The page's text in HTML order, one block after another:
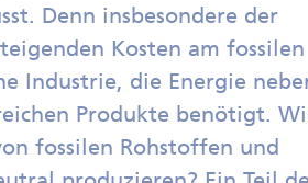
Denn insbesondere der
Kosten am fossilen
Industrie, die Energie
Produkte benötigt.
fossilen Rohstoffen und